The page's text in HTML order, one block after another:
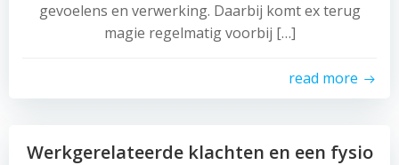
gevoelens en verwerking. Daarbij komt ex terug
magie regelmatig voorbij […]
read more
Werkgerelateerde klachten en een fysio